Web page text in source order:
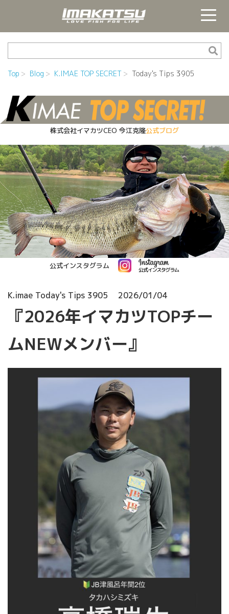
Top Blog K.IMAE TOP SECRET Today's Tips 3905
株式会社イマカツCEO 今江克隆公式ブログ
公式インスタグラム
K.imae Today's Tips 3905 2026/01/04
『2026年イマカツTOPチー
ムNEWメンバー』